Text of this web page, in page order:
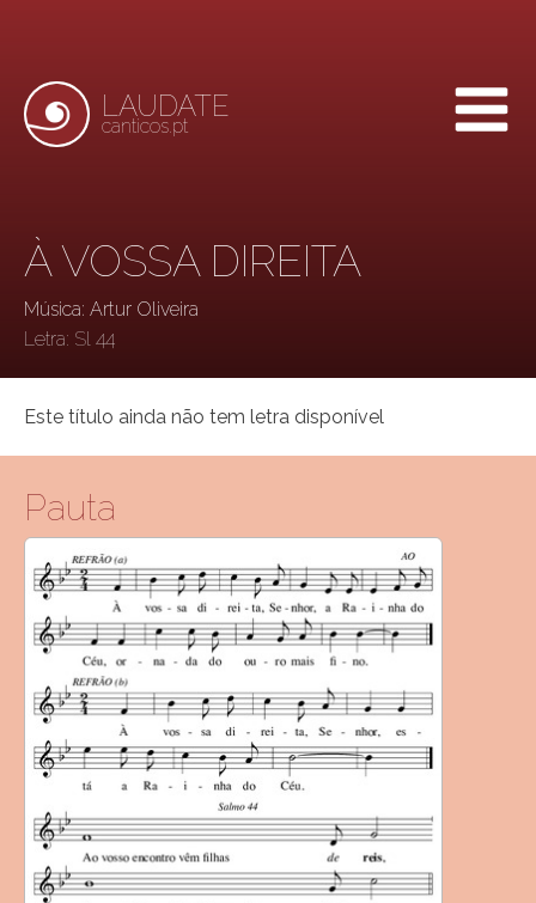
LAUDATE
canticos.pt
À VOSSA DIREITA
Música: Artur Oliveira
Letra: Sl 44
Este título ainda não tem letra disponível
Pauta